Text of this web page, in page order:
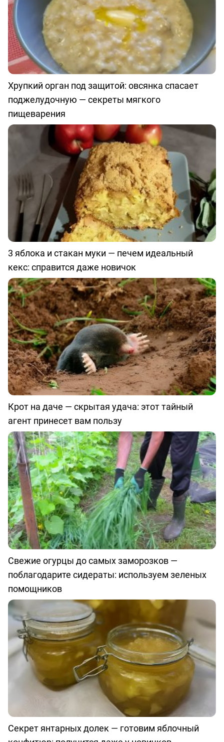
Хрупкий орган под защитой: овсянка спасает
поджелудочную — секреты мягкого
пищеварения
3 яблока и стакан муки — печем идеальный
кекс: справится даже новичок
Крот на даче — скрытая удача: этот тайный
агент принесет вам пользу
Свежие огурцы до самых заморозков —
поблагодарите сидераты: используем зеленых
помощников
Секрет янтарных долек — готовим яблочный